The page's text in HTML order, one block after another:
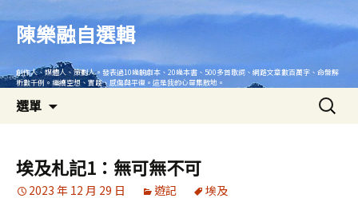
內
陳樂融自選輯
創作人、媒體人、策劃人。發表過10幾齣劇本、20幾本書、500多首歌詞、網路文章數百萬字、命盤解
析數千例。繼續空想、實踐、感傷與平復。這是我的心靈集散地。
選單
搜
尋
埃及札記1：無可無不可
2023 年 12 月 29 日 遊記 埃及